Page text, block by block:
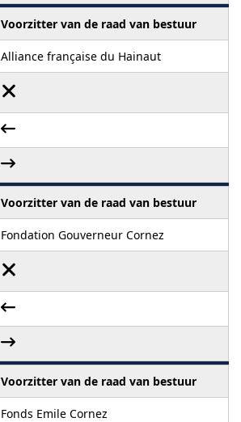
Voorzitter van de raad van bestuur
Alliance française du Hainaut
Voorzitter van de raad van bestuur
Fondation Gouverneur Cornez
Voorzitter van de raad van bestuur
Fonds Emile Cornez